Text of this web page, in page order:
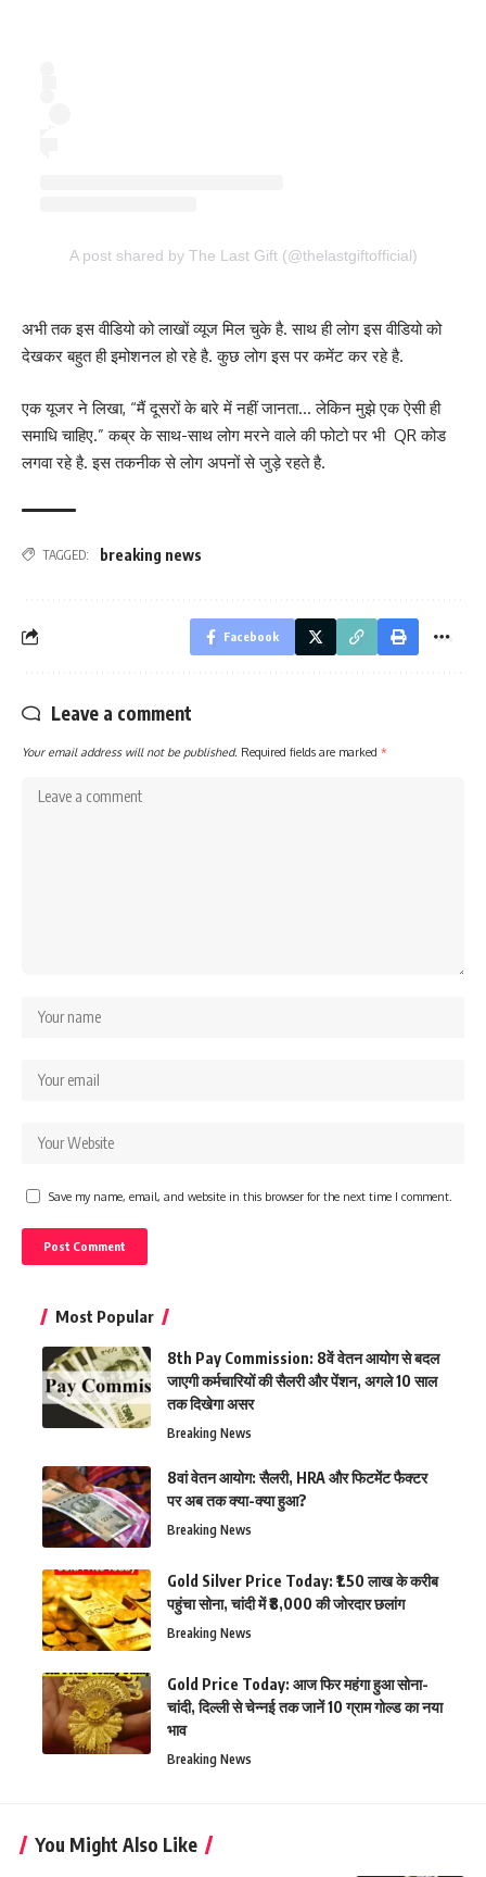
A post shared by The Last Gift (@thelastgiftofficial)
अभी तक इस वीडियो को लाखों व्यूज मिल चुके है. साथ ही लोग इस वीडियो को
देखकर बहुत ही इमोशनल हो रहे है. कुछ लोग इस पर कमेंट कर रहे है.
एक यूजर ने लिखा, “मैं दूसरों के बारे में नहीं जानता… लेकिन मुझे एक ऐसी ही
समाधि चाहिए.” कब्र के साथ-साथ लोग मरने वाले की फोटो पर भी QR कोड
लगवा रहे है. इस तकनीक से लोग अपनों से जुड़े रहते है.
TAGGED: breaking news
Facebook
Leave a comment
Your email address will not be published. Required fields are marked *
Save my name, email, and website in this browser for the next time I comment.
Most Popular
8th Pay Commission: 8वें वेतन आयोग से बदल
जाएगी कर्मचारियों की सैलरी और पेंशन, अगले 10 साल
तक दिखेगा असर
Breaking News
8वां वेतन आयोग: सैलरी, HRA और फिटमेंट फैक्टर
पर अब तक क्या-क्या हुआ?
Breaking News
Gold Silver Price Today: ₹1.50 लाख के करीब
पहुंचा सोना, चांदी में ₹8,000 की जोरदार छलांग
Breaking News
Gold Price Today: आज फिर महंगा हुआ सोना-
चांदी, दिल्ली से चेन्नई तक जानें 10 ग्राम गोल्ड का नया
भाव
Breaking News
You Might Also Like